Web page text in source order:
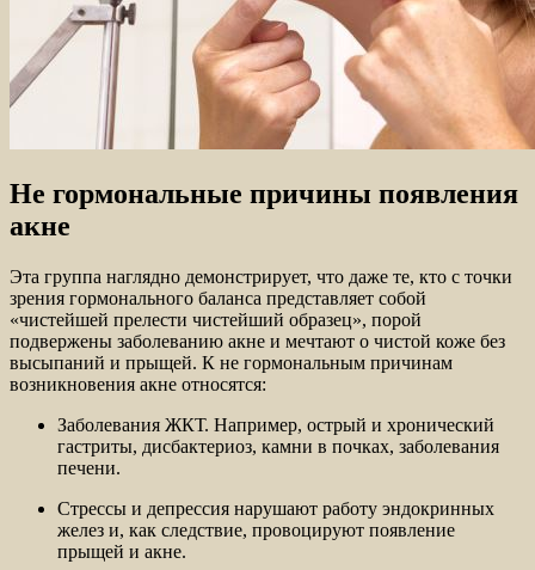
Не гормональные причины появления
акне
Эта группа наглядно демонстрирует, что даже те, кто с точки
зрения гормонального баланса представляет собой
«чистейшей прелести чистейший образец», порой
подвержены заболеванию акне и мечтают о чистой коже без
высыпаний и прыщей. К не гормональным причинам
возникновения акне относятся:
Заболевания ЖКТ. Например, острый и хронический
гастриты, дисбактериоз, камни в почках, заболевания
печени.
Стрессы и депрессия нарушают работу эндокринных
желез и, как следствие, провоцируют появление
прыщей и акне.